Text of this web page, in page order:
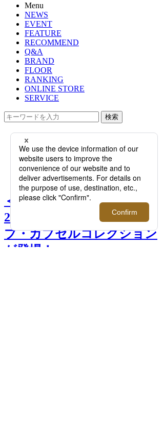
Menu
NEWS
EVENT
FEATURE
RECOMMEND
Q&A
BRAND
FLOOR
RANKING
ONLINE STORE
SERVICE
検索
TOP
PHOTO
＜REPLAY/リプレイ＞｜2019年秋冬
限定のアーカイブ・カプセルコレク
ションが登場！
＜REPLAY/リプレイ＞｜
2019年秋冬限定のアーカイ
ブ・カプセルコレクション
が登場！ >>